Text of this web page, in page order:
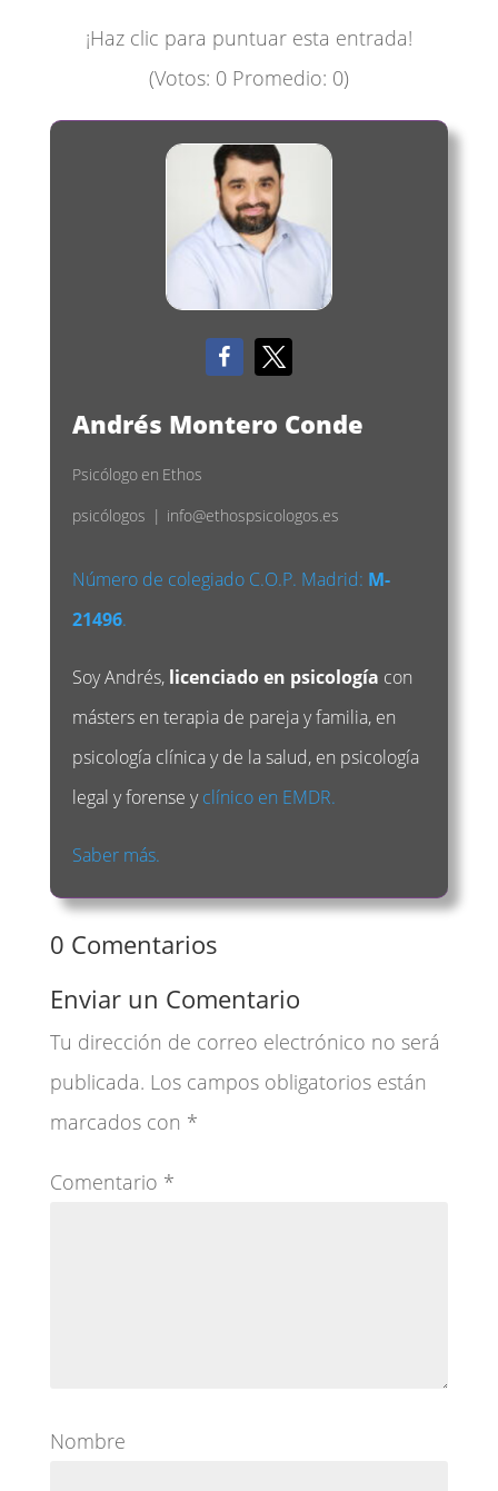
¡Haz clic para puntuar esta entrada!
(Votos: 0Promedio: 0)
Andrés Montero Conde
Psicólogo en Ethos
psicólogos | info@ethospsicologos.es
Número de colegiado C.O.P. Madrid: M-
21496.
Soy Andrés, licenciado en psicología con
másters en terapia de pareja y familia, en
psicología clínica y de la salud, en psicología
legal y forense yclínico en EMDR.
Saber más.
0 Comentarios
Enviar un Comentario
Tu dirección de correo electrónico no será
publicada. Los campos obligatorios están
marcados con *
Comentario *
Nombre